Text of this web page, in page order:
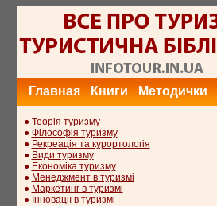
Главная Книги Методички
● Теорія туризму
● Філософія туризму
● Рекреація та курортологія
● Види туризму
● Економіка туризму
● Менеджмент в туризмі
● Маркетинг в туризмі
● Інновації в туризмі